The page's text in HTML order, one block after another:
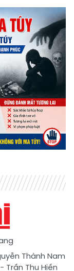
Thành Nam
- Trần Thu Hiền